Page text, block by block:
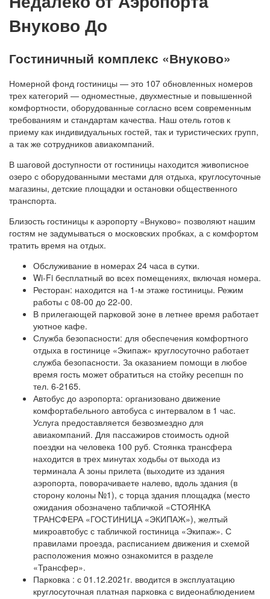
Внуково До
Гостиничный комплекс «Внуково»
Номерной фонд гостиницы — это 107 обновленных номеров
трех категорий — одноместные, двухместные и повышенной
комфортности, оборудованные согласно всем современным
требованиям и стандартам качества. Наш отель готов к
приему как индивидуальных гостей, так и туристических групп,
а так же сотрудников авиакомпаний.
В шаговой доступности от гостиницы находится живописное
озеро с оборудованными местами для отдыха, круглосуточные
магазины, детские площадки и остановки общественного
транспорта.
Близость гостиницы к аэропорту «Внуково» позволяют нашим
гостям не задумываться о московских пробках, а с комфортом
тратить время на отдых.
Обслуживание в номерах 24 часа в сутки.
Wi-Fi бесплатный во всех помещениях, включая номера.
Ресторан: находится на 1-м этаже гостиницы. Режим
работы с 08-00 до 22-00.
В прилегающей парковой зоне в летнее время работает
уютное кафе.
Служба безопасности: для обеспечения комфортного
отдыха в гостинице «Экипаж» круглосуточно работает
служба безопасности. За оказанием помощи в любое
время гость может обратиться на стойку ресепшн по
тел. 6-2165.
Автобус до аэропорта: организовано движение
комфортабельного автобуса с интервалом в 1 час.
Услуга предоставляется безвозмездно для
авиакомпаний. Для пассажиров стоимость одной
поездки на человека 100 руб. Стоянка трансфера
находится в трех минутах ходьбы от выхода из
терминала А зоны прилета (выходите из здания
аэропорта, поворачиваете налево, вдоль здания (в
сторону колоны №1), с торца здания площадка (место
ожидания обозначено табличкой «СТОЯНКА
ТРАНСФЕРА «ГОСТИНИЦА «ЭКИПАЖ»), желтый
микроавтобус с табличкой гостиница «Экипаж». С
правилами проезда, расписанием движения и схемой
расположения можно ознакомится в разделе
«Трансфер».
Парковка : с 01.12.2021г. вводится в эксплуатацию
круглосуточная платная парковка с видеонаблюдением